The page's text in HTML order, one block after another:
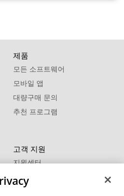
제품
모든 소프트웨어
모바일 앱
대량구매 문의
추천 프로그램
고객 지원
지원센터
제품 업데이트
학습 센터